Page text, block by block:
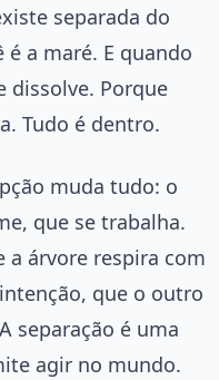
separada do
é a maré. E quando
dissolve. Porque
Tudo é dentro.
muda tudo: o
que se trabalha.
a árvore respira com
que o outro
separação é uma
agir no mundo.